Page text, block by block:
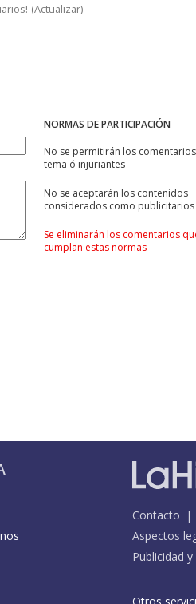
(Actualizar)
NORMAS DE PARTICIPACIÓN
No se permitirán los
tema ó injuriantes
No se aceptarán los contenidos
considerados como publicitarios
Se eliminarán los comentarios
cumplan estas normas
Contacto
Aspectos
Publicidad